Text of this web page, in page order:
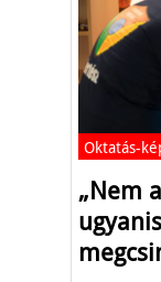
Oktatás-
„Nem